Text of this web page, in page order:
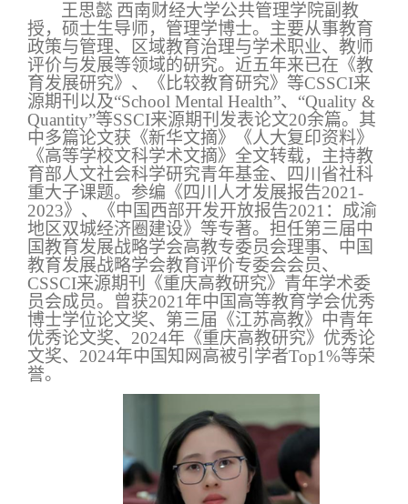
王思懿 西南财经大学公共管理学院副教
授，硕士生导师，管理学博士。主要从事教育
政策与管理、区域教育治理与学术职业、教师
评价与发展等领域的研究。近五年来已在《教
育发展研究》、《比较教育研究》等CSSCI来
源期刊以及“School Mental Health”、“Quality &
Quantity”等SSCI来源期刊发表论文20余篇。其
中多篇论文获《新华文摘》《人大复印资料》
《高等学校文科学术文摘》全文转载，主持教
育部人文社会科学研究青年基金、四川省社科
重大子课题。参编《四川人才发展报告2021-
2023》、《中国西部开发开放报告2021 ：成渝
地区双城经济圈建设》等专著。担任第三届中
国教育发展战略学会高教专委员会理事、中国
教育发展战略学会教育评价专委会会员、
CSSCI来源期刊《重庆高教研究》青年学术委
员会成员。曾获2021 年中国高等教育学会优秀
博士学位论文奖、第三届《江苏高教》中青年
优秀论文奖、 2024年《重庆高教研究》优秀论
文奖、 2024年中国知网高被引学者Top1%等荣
誉。